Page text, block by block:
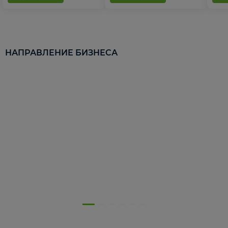
НАПРАВЛЕНИЕ БИЗНЕСА